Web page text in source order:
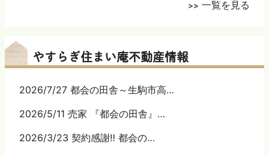
一覧を見る
やすらぎ住まい庵不動産情報
2026/7/27 都会の田舎～生駒市高…
2026/5/11 売家 『都会の田舎』…
2026/3/23 契約感謝‼ 都会の…